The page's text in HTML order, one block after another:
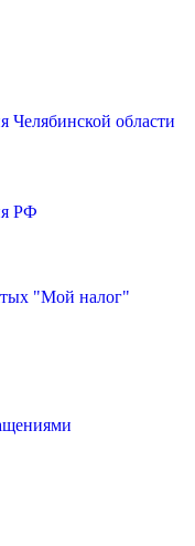
Челябинской области
РФ
"Мой налог"